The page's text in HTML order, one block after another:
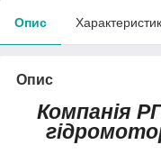
Опис
Опис
Компанія